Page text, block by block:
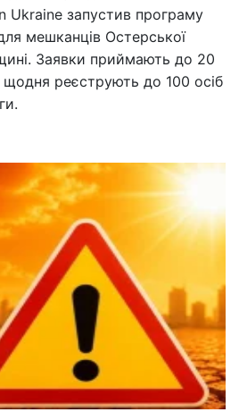
Ukraine запустив програму
мешканців Остерської
Заявки приймають до 20
реєструють до 100 осіб